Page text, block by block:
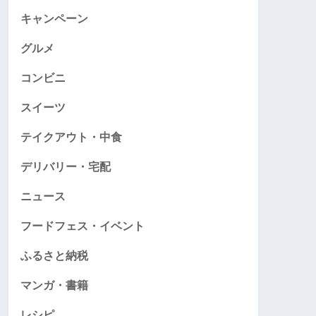
キャンペーン
グルメ
コンビニ
スイーツ
テイクアウト・中食
デリバリー・宅配
ニュース
フードフェス・イベント
ふるさと納税
マンガ・書籍